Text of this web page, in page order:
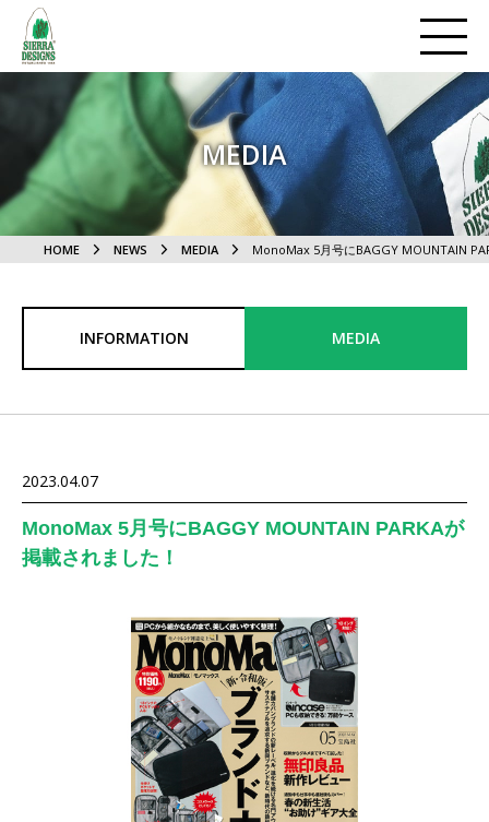
MEDIA
HOME NEWS MEDIA MonoMax 5月号にBAGGY MOUNTAIN
INFORMATION MEDIA
2023.04.07
MonoMax 5月号にBAGGY MOUNTAIN PARKAが
掲載されました！